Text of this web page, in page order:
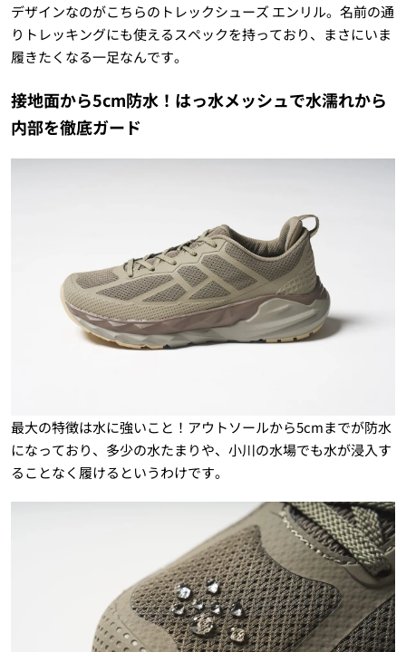
デザインなのがこちらのトレックシューズ エンリル。名前の通
りトレッキングにも使えるスペックを持っており、まさにいま
履きたくなる一足なんです。
接地面から5cm防水！はっ水メッシュで水濡れから
内部を徹底ガード
最大の特徴は水に強いこと！アウトソールから5cmまでが防水
になっており、多少の水たまりや、小川の水場でも水が浸入す
ることなく履けるというわけです。